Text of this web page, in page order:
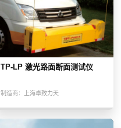
TP-LP 激光路面断面测试仪
制造商： 上海卓致力天